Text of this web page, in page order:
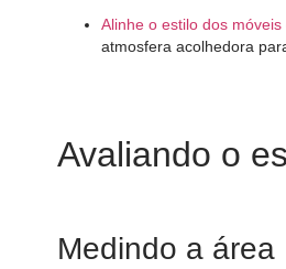
Alinhe o estilo dos móveis
atmosfera acolhedora
Avaliando o
Medindo a área